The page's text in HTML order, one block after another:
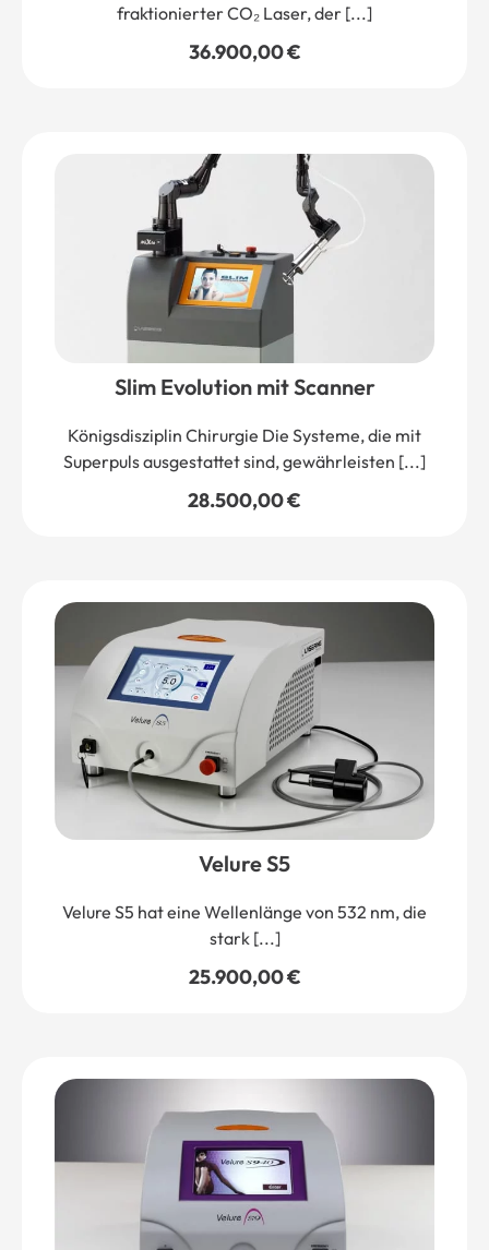
fraktionierter CO₂ Laser, der [...]
36.900,00€
Slim Evolution mit Scanner
Königsdisziplin Chirurgie Die Systeme, die mit
Superpuls ausgestattet sind, gewährleisten [...]
28.500,00€
Velure S5
Velure S5 hat eine Wellenlänge von 532 nm, die
stark [...]
25.900,00€